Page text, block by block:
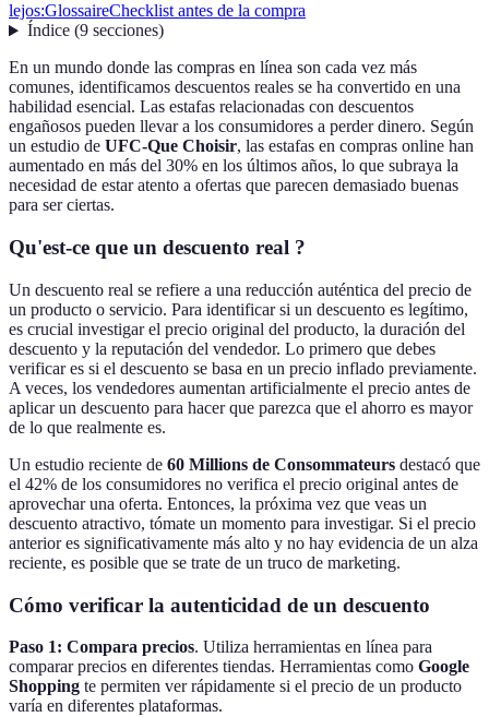
lejos:GlossaireChecklist antes de la compra
Índice(9 secciones)
En un mundo donde las compras en línea son cada vez más
comunes, identificamos descuentos reales se ha convertido en una
habilidad esencial. Las estafas relacionadas con descuentos
engañosos pueden llevar a los consumidores a perder dinero. Según
un estudio de UFC-Que Choisir, las estafas en compras online han
aumentado en más del 30% en los últimos años, lo que subraya la
necesidad de estar atento a ofertas que parecen demasiado buenas
para ser ciertas.
Qu'est-ce que un descuento real ?
Un descuento real se refiere a una reducción auténtica del precio de
un producto o servicio. Para identificar si un descuento es legítimo,
es crucial investigar el precio original del producto, la duración del
descuento y la reputación del vendedor. Lo primero que debes
verificar es si el descuento se basa en un precio inflado previamente.
A veces, los vendedores aumentan artificialmente el precio antes de
aplicar un descuento para hacer que parezca que el ahorro es mayor
de lo que realmente es.
Un estudio reciente de 60 Millions de Consommateurs destacó que
el 42% de los consumidores no verifica el precio original antes de
aprovechar una oferta. Entonces, la próxima vez que veas un
descuento atractivo, tómate un momento para investigar. Si el precio
anterior es significativamente más alto y no hay evidencia de un alza
reciente, es posible que se trate de un truco de marketing.
Cómo verificar la autenticidad de un descuento
Paso 1: Compara precios. Utiliza herramientas en línea para
comparar precios en diferentes tiendas. Herramientas como Google
Shopping te permiten ver rápidamente si el precio de un producto
varía en diferentes plataformas.